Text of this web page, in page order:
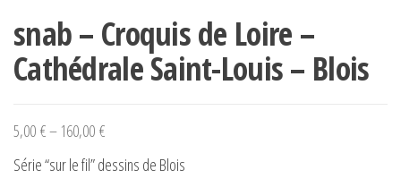
snab – Croquis de Loire –
Cathédrale Saint-Louis – Blois
5,00 €– 160,00 €
Série “sur le fil” dessins de Blois